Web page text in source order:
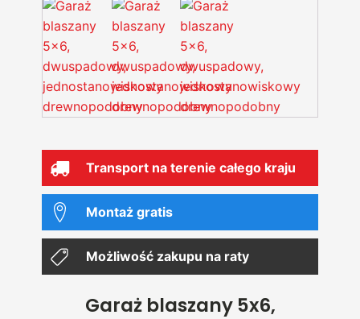
Transport na terenie całego kraju
Montaż gratis
Możliwość zakupu na raty
Garaż blaszany 5x6,